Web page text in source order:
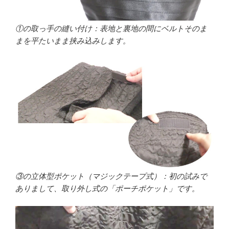
①の取っ手の縫い付け：表地と裏地の間にベルトそのま
まを平たいまま挟み込みします。
③の立体型ポケット（マジックテープ式）：初の試みで
ありまして、取り外し式の「ポーチポケット」です。